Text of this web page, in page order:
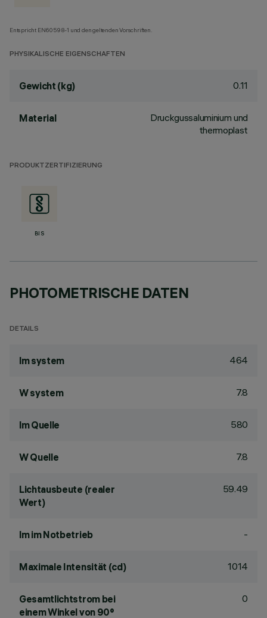
Entspricht EN60598-1 und den geltenden Vorschriften.
PHYSIKALISCHE EIGENSCHAFTEN
Gewicht (kg) 0.11
Material
Druckgussaluminium und
thermoplast
PRODUKTZERTIFIZIERUNG
BIS
PHOTOMETRISCHE DATEN
DETAILS
lm system 464
W system 7.8
lm Quelle 580
W Quelle 7.8
Lichtausbeute (realer
Wert)
59.49
lm im Notbetrieb -
Maximale Intensität (cd) 1014
Gesamtlichtstrom bei
einem Winkel von 90°
0